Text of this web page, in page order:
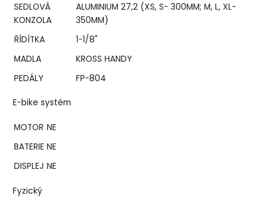
SEDLOVÁ
KONZOLA
ALUMINIUM 27,2 (XS, S- 300MM; M, L, XL-
350MM)
ŘÍDÍTKA
1-1/8"
MADLA
KROSS HANDY
PEDÁLY
FP-804
E-bike systém
MOTOR NE
BATERIE NE
DISPLEJ NE
Fyzický